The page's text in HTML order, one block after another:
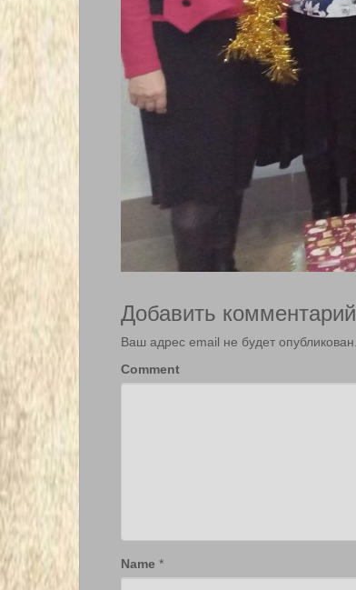
Добавить комментарий
Ваш адрес email не будет опубликован.
Comment
Name *